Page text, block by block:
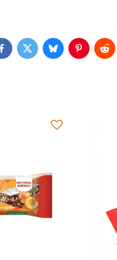
FacebookTwitterBlueskyPinterest